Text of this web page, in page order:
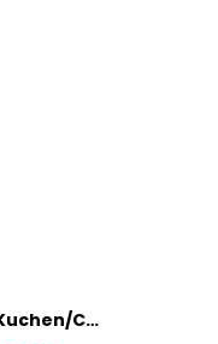
PARTY DISCOUNT NEU Kuchen/Cake-Topper Mini Ziffer am Stab, 9 cm, Zahl 2, Gold, Stab ca. 15cm